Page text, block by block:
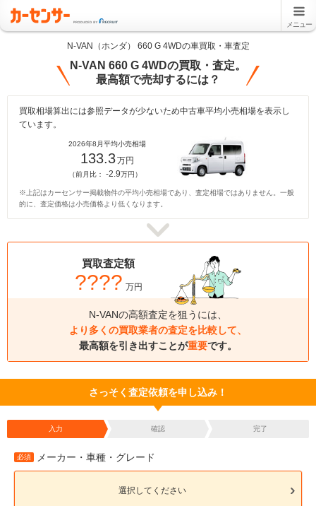
メニュー
N-VAN（ホンダ） 660 G 4WDの車買取・車査定
N-VAN 660 G 4WDの買取・査定。
最高額で売却するには？
買取相場算出には参照データが少ないため中古車平均小売相場を表示し
ています。
2026年8月平均小売相場
133.3万円
（前月比： -2.9万円）
※上記はカーセンサー掲載物件の平均小売相場であり、査定相場ではありません。一般
的に、査定価格は小売価格より低くなります。
買取査定額
???? 万円
N-VANの高額査定を狙うには、
より多くの買取業者の査定を比較して、
最高額を引き出すことが重要です。
さっそく査定依頼を申し込み！
入力 確認 完了
必須 メーカー・車種・グレード
選択してください